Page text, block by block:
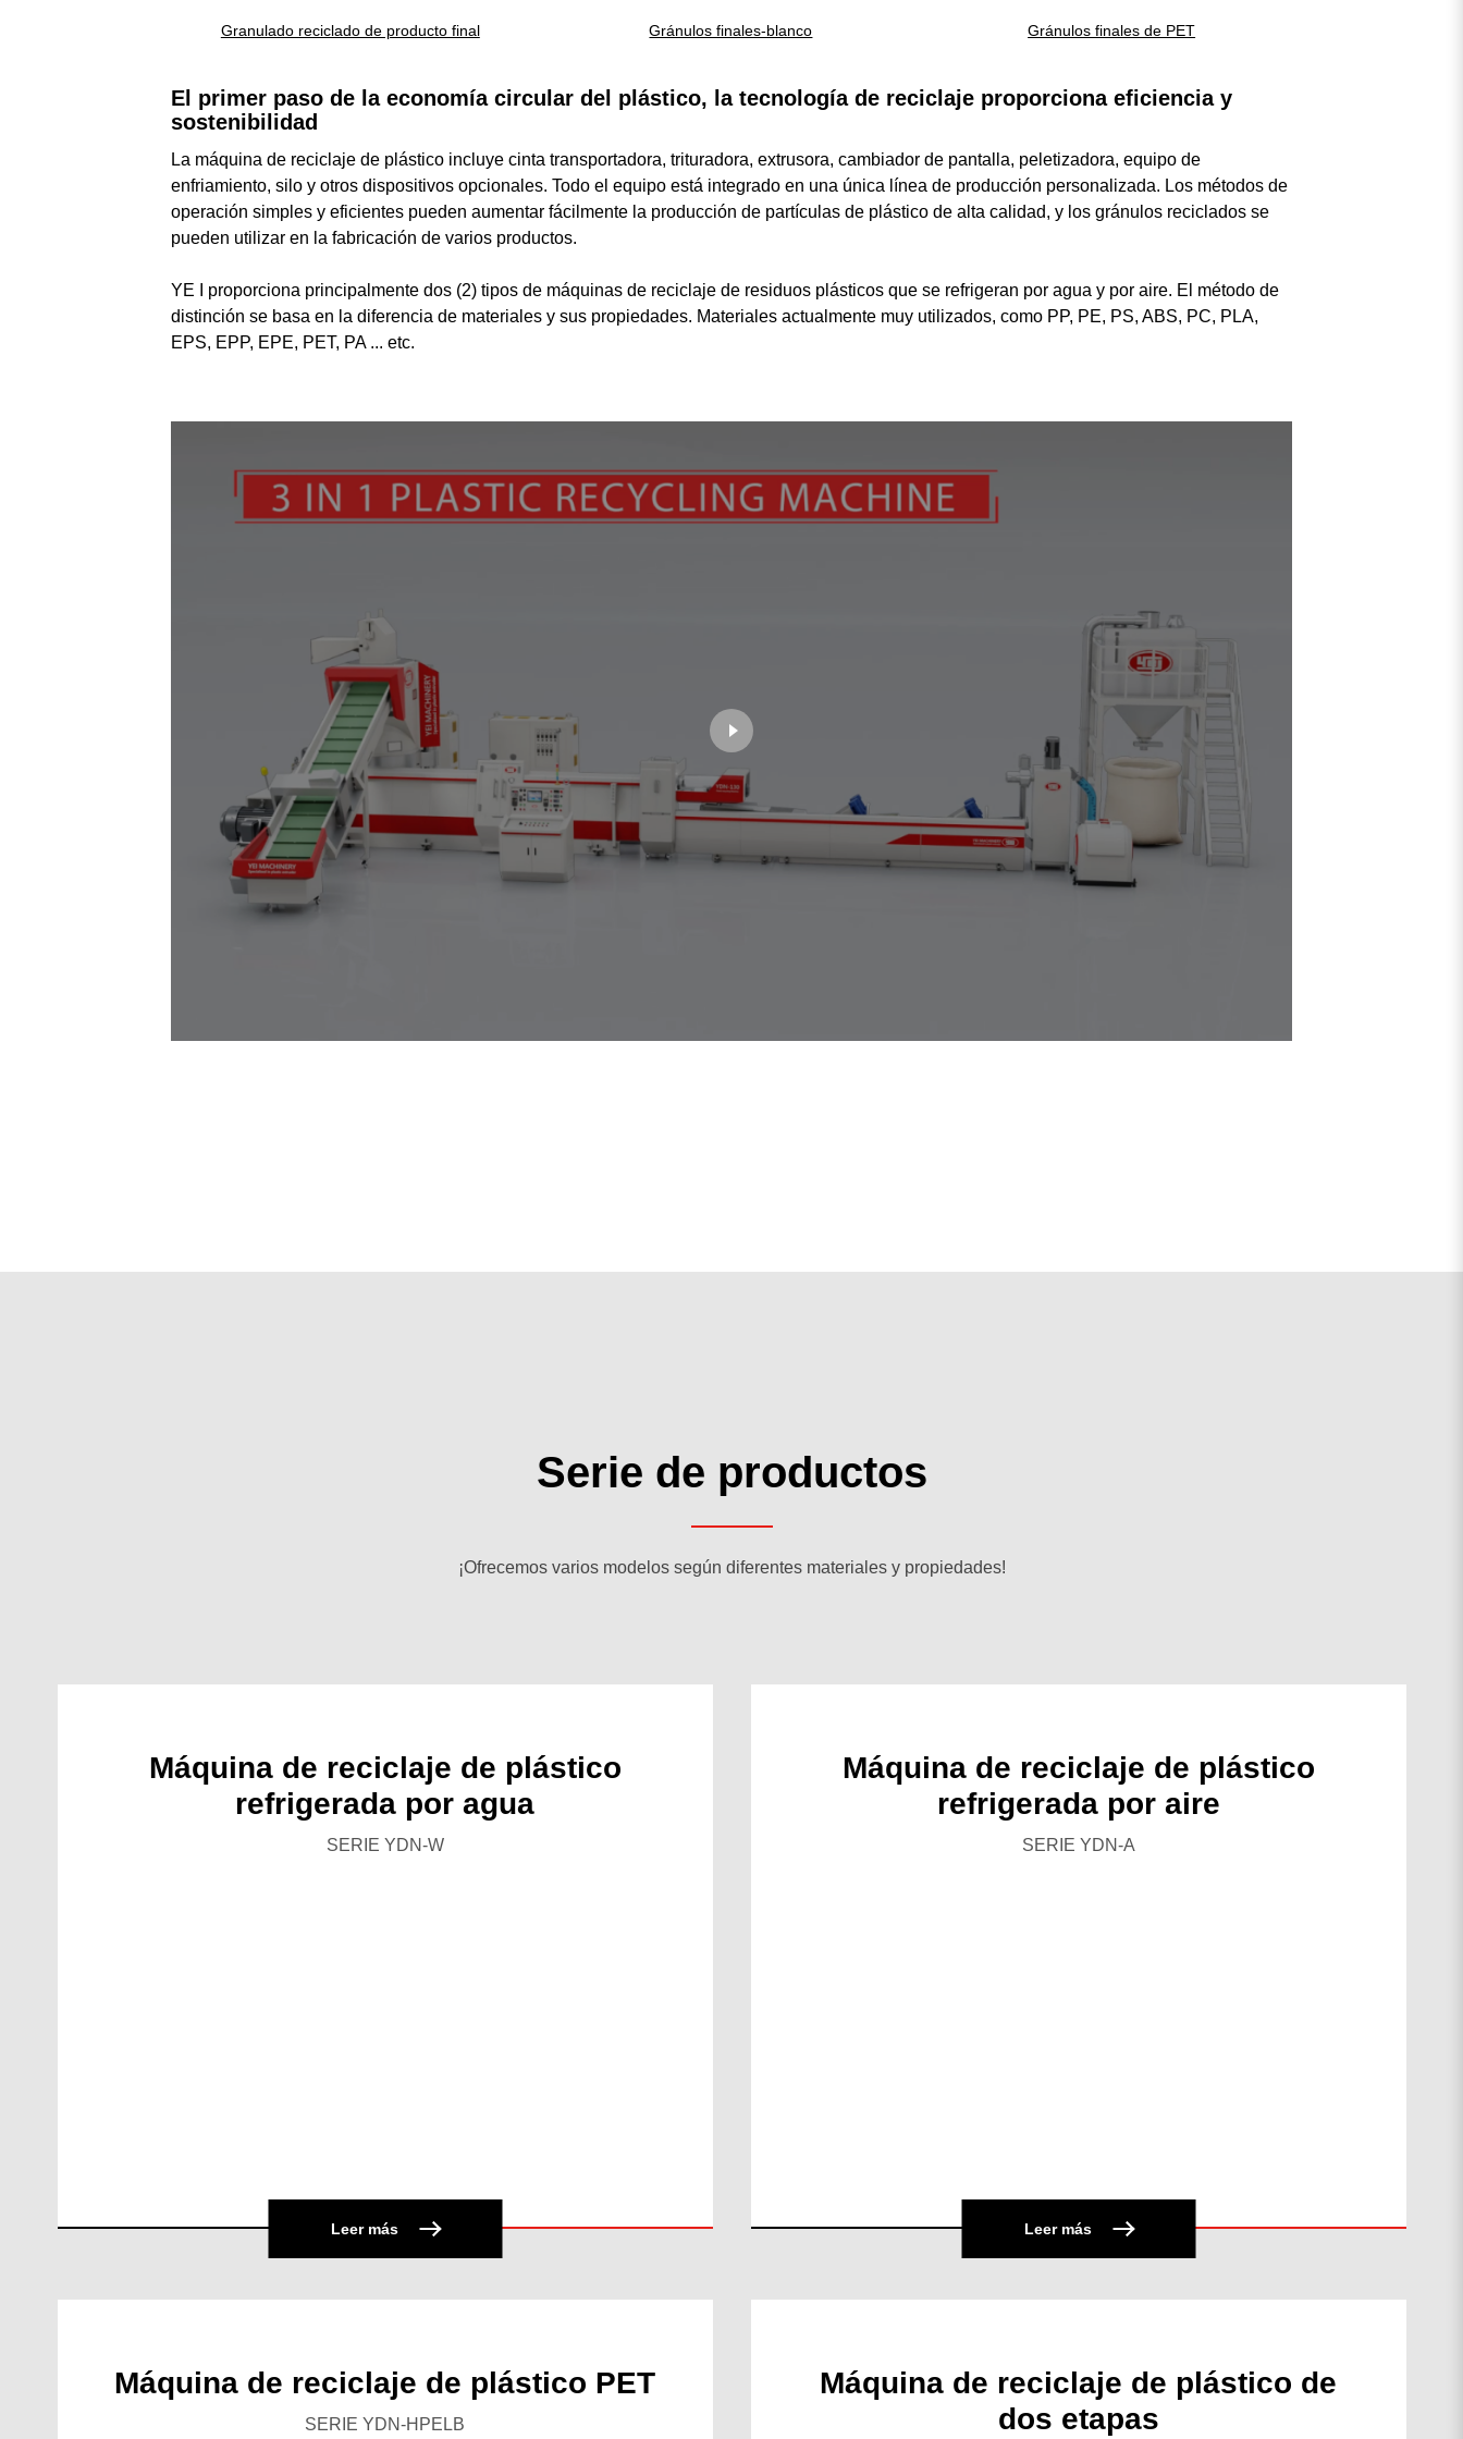
0resultado encontrado
Granulado reciclado de producto final Gránulos finales-blanco Gránulos finales de PET
El primer paso de la economía circular del plástico, la tecnología de reciclaje proporciona eficiencia y
sostenibilidad
La máquina de reciclaje de plástico incluye cinta transportadora, trituradora, extrusora, cambiador de pantalla, peletizadora, equipo de
enfriamiento, silo y otros dispositivos opcionales. Todo el equipo está integrado en una única línea de producción personalizada. Los métodos de
operación simples y eficientes pueden aumentar fácilmente la producción de partículas de plástico de alta calidad, y los gránulos reciclados se
pueden utilizar en la fabricación de varios productos.
YE I proporciona principalmente dos (2) tipos de máquinas de reciclaje de residuos plásticos que se refrigeran por agua y por aire. El método de
distinción se basa en la diferencia de materiales y sus propiedades. Materiales actualmente muy utilizados, como PP, PE, PS, ABS, PC, PLA,
EPS, EPP, EPE, PET, PA ... etc.
Serie de productos
¡Ofrecemos varios modelos según diferentes materiales y propiedades!
Leer más
Máquina de reciclaje de plástico
refrigerada por agua
SERIE YDN-W
Leer más
Máquina de reciclaje de plástico
refrigerada por aire
SERIE YDN-A
Máquina de reciclaje de plástico PET
SERIE YDN-HPELB
Máquina de reciclaje de plástico de
dos etapas